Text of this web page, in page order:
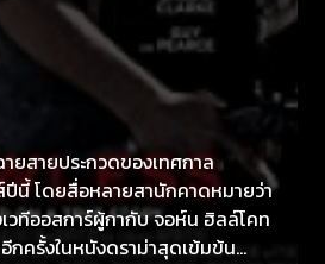
ยสายประกวดของเทศกาล
นี้ โดยสื่อหลายสานักคาดหมายว่า
เวทีออสการ์ผู้กากับ จอห์น ฮิลล์โคท
กครั้งในหนังดราม่าสุดเข้มข้น